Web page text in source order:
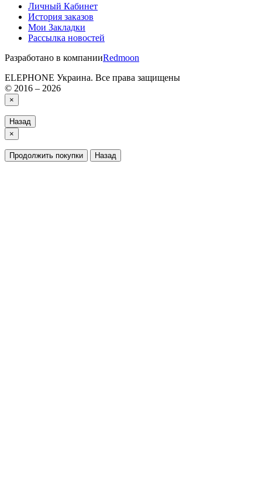
Личный Кабинет
История заказов
Мои Закладки
Рассылка новостей
Разработано в компанииRedmoon
ELEPHONE Украина. Все права защищены
© 2016 – 2026
×
Назад
×
Продолжить покупки Назад